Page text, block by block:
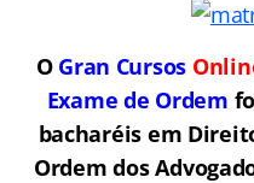
O Gran Cursos
Exame de Ordem f
bacharéis em
Ordem dos